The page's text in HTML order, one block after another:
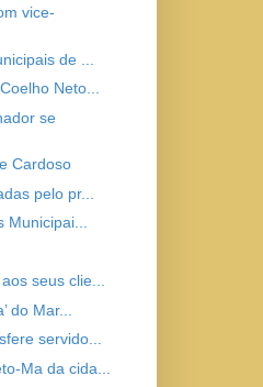
vice-
de ...
Neto...
se
Cardoso
pelo pr...
seus clie...
do Mar...
servido...
Ma da cida...